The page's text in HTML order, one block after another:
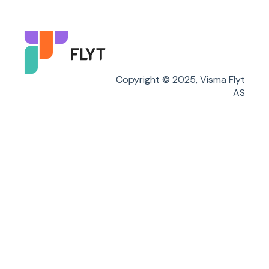
Flyt Foresatt
Copyright © 2025, Visma Flyt
AS